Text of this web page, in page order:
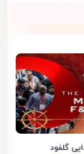
گلفود